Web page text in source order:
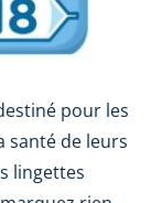
pour les
santé de leurs
lingettes